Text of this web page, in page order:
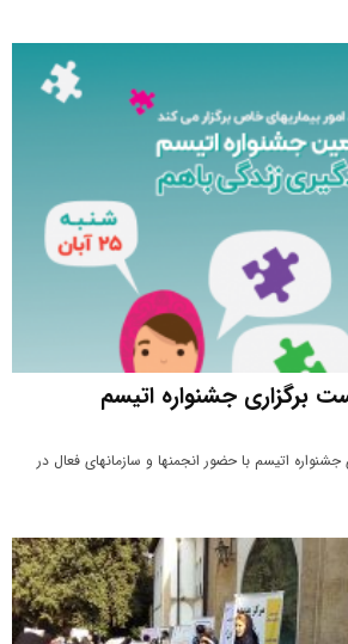
برگزاری جشنواره اتیسم
دومین جلسه هماهنگی برگزاری جشنواره اتیسم با حضور انجمن‎ها و سازمان‎های فعال در